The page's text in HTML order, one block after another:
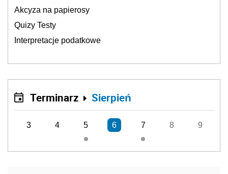
Akcyza na papierosy
Quizy Testy
Interpretacje podatkowe
Terminarz Sierpień
3 4 5 6 7 8 9